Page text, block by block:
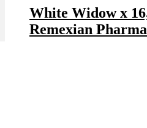
White Widow x
Remexian Pharma